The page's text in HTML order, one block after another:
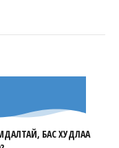
БАС ХУДЛАА